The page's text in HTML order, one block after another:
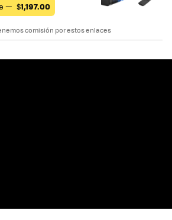
— $1,197.00
comisión por estos enlaces